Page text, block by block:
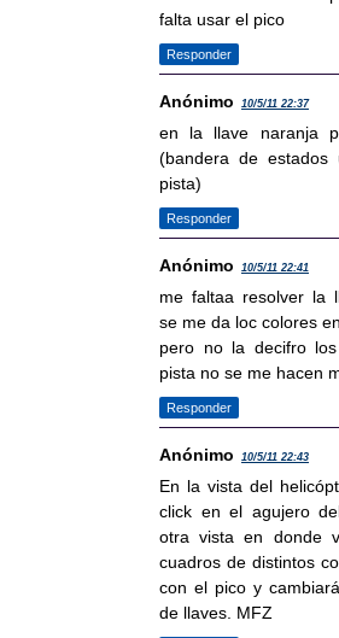
falta usar el pico
Responder
Anónimo 10/5/11 22:37
en la llave naranja
(bandera de estados
pista)
Responder
Anónimo 10/5/11 22:41
me faltaa resolver la
se me da loc colores
pero no la decifro
pista no se me hacen
Responder
Anónimo 10/5/11 22:43
En la vista del
click en el agujero
otra vista en donde
cuadros de distintos
con el pico y
de llaves. MFZ